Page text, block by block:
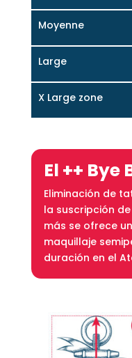
Moyenne
Large
X Large zone
El ++
Eliminación de
la suscripción
más se ofrece
maquillaje
duración en el